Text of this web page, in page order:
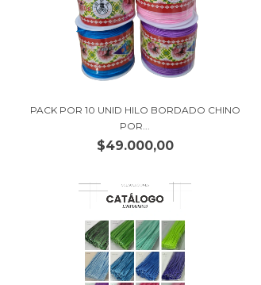
PACK POR 10 UNID HILO BORDADO CHINO
POR...
$49.000,00